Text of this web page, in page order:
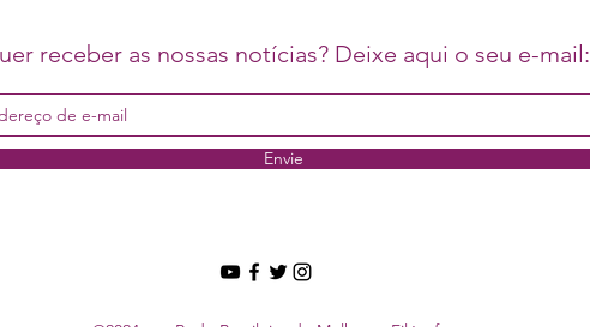
receber as nossas notícias? Deixe aqui o seu e-mail:
Envie